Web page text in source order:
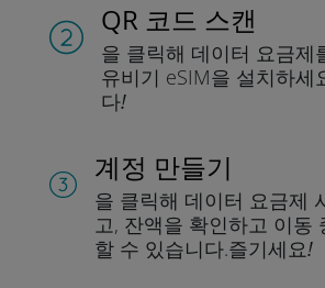
QR 코드 스캔
을 클릭해 데이터 요금제
유비기 eSIM을 설치하세
다!
계정 만들기
을 클릭해 데이터 요금제
고, 잔액을 확인하고 이동
할 수 있습니다.즐기세요!